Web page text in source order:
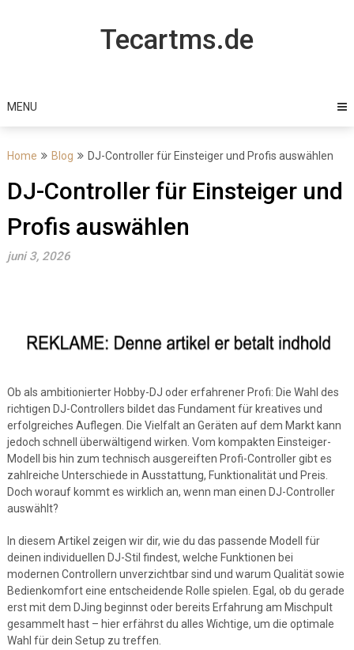
Tecartms.de
MENU
Home Blog DJ-Controller für Einsteiger und Profis auswählen
DJ-Controller für Einsteiger und
Profis auswählen
juni 3, 2026
Ob als ambitionierter Hobby-DJ oder erfahrener Profi: Die Wahl des
richtigen DJ-Controllers bildet das Fundament für kreatives und
erfolgreiches Auflegen. Die Vielfalt an Geräten auf dem Markt kann
jedoch schnell überwältigend wirken. Vom kompakten Einsteiger-
Modell bis hin zum technisch ausgereiften Profi-Controller gibt es
zahlreiche Unterschiede in Ausstattung, Funktionalität und Preis.
Doch worauf kommt es wirklich an, wenn man einen DJ-Controller
auswählt?
In diesem Artikel zeigen wir dir, wie du das passende Modell für
deinen individuellen DJ-Stil findest, welche Funktionen bei
modernen Controllern unverzichtbar sind und warum Qualität sowie
Bedienkomfort eine entscheidende Rolle spielen. Egal, ob du gerade
erst mit dem DJing beginnst oder bereits Erfahrung am Mischpult
gesammelt hast – hier erfährst du alles Wichtige, um die optimale
Wahl für dein Setup zu treffen.